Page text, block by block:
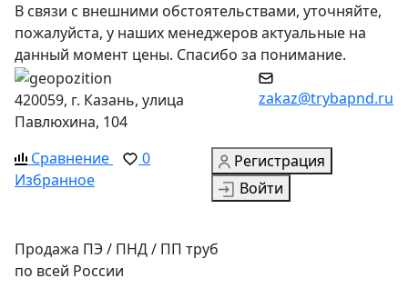
В связи с внешними обстоятельствами, уточняйте,
пожалуйста, у наших менеджеров актуальные на
данный момент цены. Спасибо за понимание.
420059, г. Казань, улица
Павлюхина, 104
zakaz@trybapnd.ru
Сравнение
0
Избранное
Регистрация
Войти
Продажа ПЭ / ПНД / ПП труб
по всей России